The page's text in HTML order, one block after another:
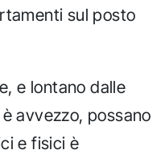
sul posto
e lontano dalle
avvezzo, possano
e fisici è